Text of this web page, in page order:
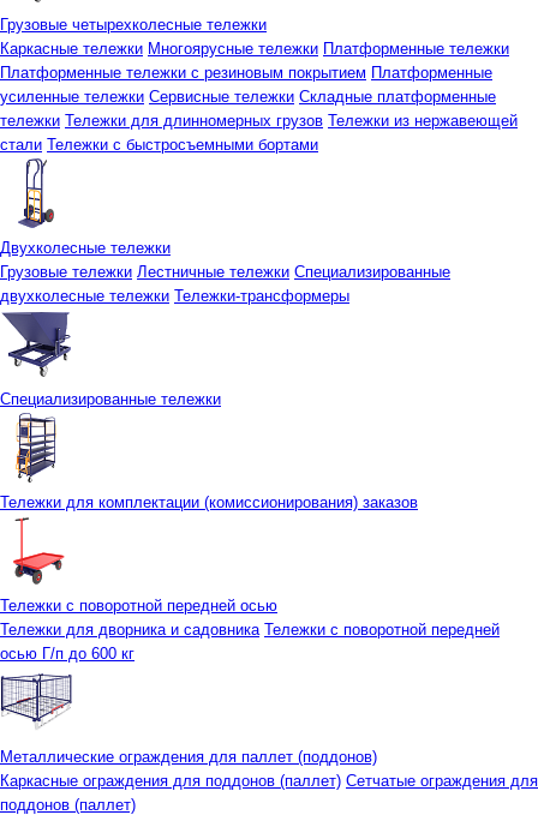
Грузовые четырехколесные тележки
Каркасные тележки Многоярусные тележки Платформенные тележки
Платформенные тележки с резиновым покрытием Платформенные
усиленные тележки Сервисные тележки Складные платформенные
тележки Тележки для длинномерных грузов Тележки из нержавеющей
стали Тележки с быстросъемными бортами
Двухколесные тележки
Грузовые тележки Лестничные тележки Специализированные
двухколесные тележки Тележки-трансформеры
Специализированные тележки
Тележки для комплектации (комиссионирования) заказов
Тележки с поворотной передней осью
Тележки для дворника и садовника Тележки с поворотной передней
осью Г/п до 600 кг
Металлические ограждения для паллет (поддонов)
Каркасные ограждения для поддонов (паллет) Сетчатые ограждения для
поддонов (паллет)